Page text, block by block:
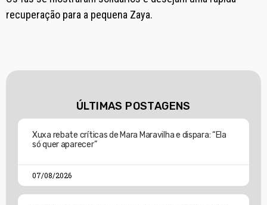
recuperação para a pequena Zaya.
ÚLTIMAS POSTAGENS
Xuxa rebate críticas de Mara Maravilha e dispara: “Ela
só quer aparecer”
07/08/2026